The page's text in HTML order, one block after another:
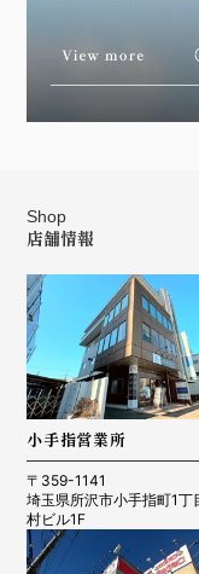
Shop
店舗情報
小手指営業所
〒359-1141
埼玉県所沢市小手指町1丁
村ビル1F